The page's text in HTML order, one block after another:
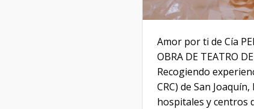
Amor por ti de Cía
OBRA DE TEATRO
Recogiendo
CRC) de San
hospitales y centros